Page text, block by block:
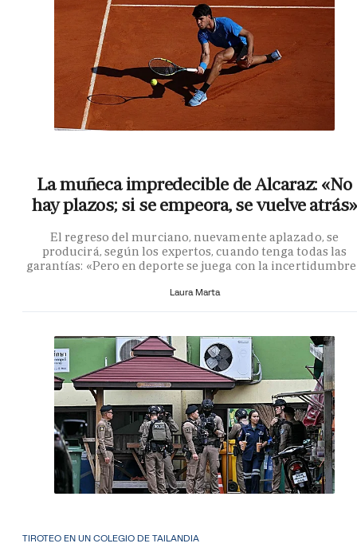
La muñeca impredecible de Alcaraz: «No
hay plazos; si se empeora, se vuelve atrás»
El regreso del murciano, nuevamente aplazado, se
producirá, según los expertos, cuando tenga todas las
garantías: «Pero en deporte se juega con la
Laura Marta
TIROTEO EN UN COLEGIO DE TAILANDIA